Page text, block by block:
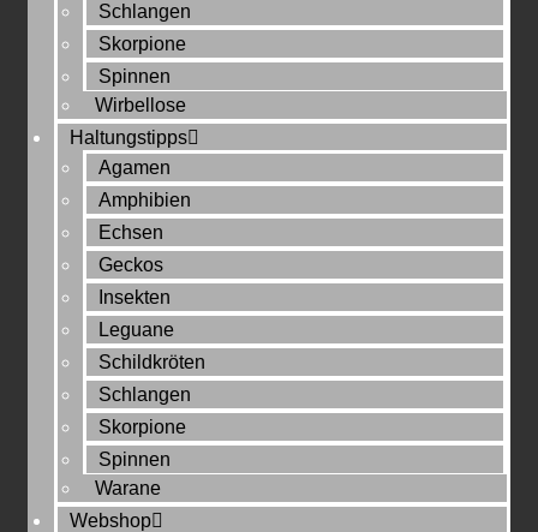
Schlangen
Skorpione
Spinnen
Wirbellose
Haltungstipps
Agamen
Amphibien
Echsen
Geckos
Insekten
Leguane
Schildkröten
Schlangen
Skorpione
Spinnen
Warane
Webshop